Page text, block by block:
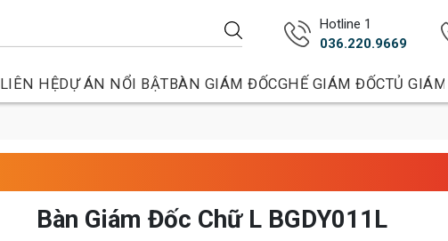
Hotline 1
036.220.9669
LIÊN HỆDỰ ÁN NỔI BẬTBÀN GIÁM ĐỐCGHẾ GIÁM ĐỐCTỦ
Bàn Giám Đốc Chữ L BGDY011L